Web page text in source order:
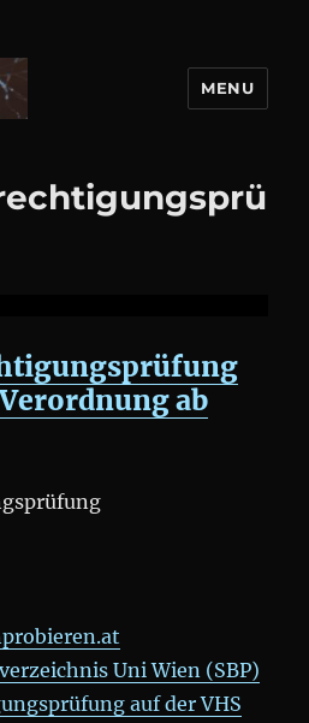
MENU
ab
Uni Wien (SBP)
auf der VHS